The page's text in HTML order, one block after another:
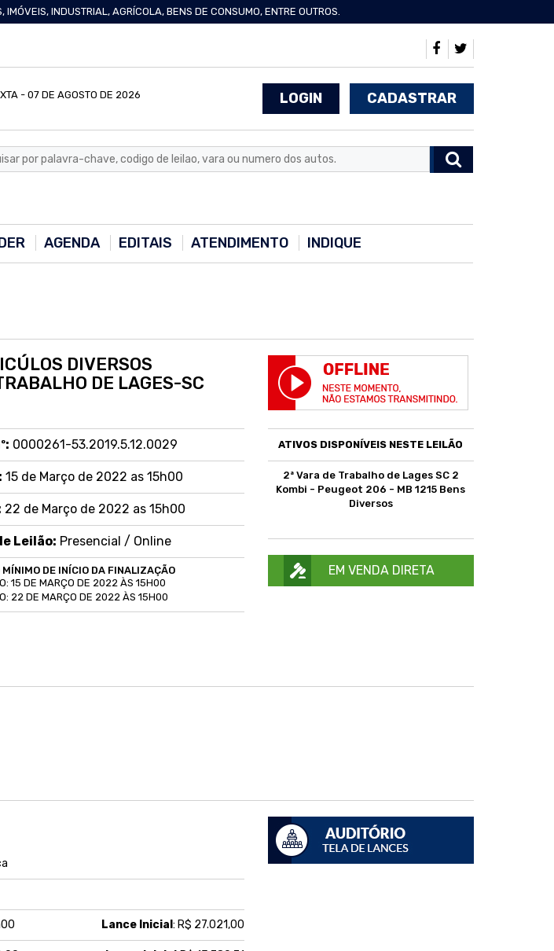
INDUSTRIAL, AGRÍCOLA, BENS DE CONSUMO, ENTRE OUTROS.
- 07 DE AGOSTO DE 2026 LOGIN CADASTRAR
AGENDA EDITAIS ATENDIMENTO INDIQUE
DIVERSOS
DE LAGES-SC
0000261-53.2019.5.12.0029
15 de Março de 2022 as 15h00
22 de Março de 2022 as 15h00
Leilão: Presencial / Online
MÍNIMO DE INÍCIO DA FINALIZAÇÃO
15 DE MARÇO DE 2022 ÀS 15H00
22 DE MARÇO DE 2022 ÀS 15H00
ATIVOS DISPONÍVEIS NESTE LEILÃO
2ª Vara de Trabalho de Lages SC 2
Kombi - Peugeot 206 - MB 1215 Bens
Diversos
EM VENDA DIRETA
Lance Inicial : R$ 27.021,00